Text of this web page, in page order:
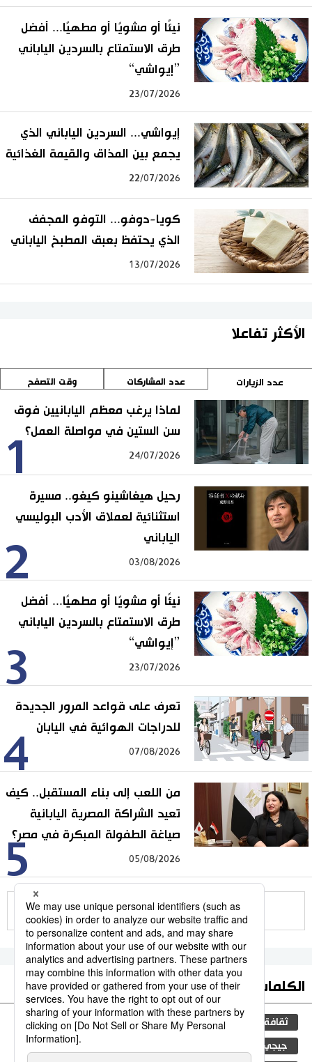
نيئًا أو مشويًا أو مطهيًا... أفضل
طرق الاستمتاع بالسردين الياباني
”إيواشي“
23/07/2026
إيواشي... السردين الياباني الذي
يجمع بين المذاق والقيمة الغذائية
22/07/2026
كويا-دوفو... التوفو المجفف
الذي يحتفظ بعبق المطبخ الياباني
13/07/2026
الأكثر تفاعلا
عدد الزيارات عدد المشاركات وقت التصفح
1
لماذا يرغب معظم اليابانيين فوق
سن الستين في مواصلة العمل؟
24/07/2026
2
رحيل هيغاشينو كيغو.. مسيرة
استثنائية لعملاق الأدب البوليسي
الياباني
03/08/2026
3
نيئًا أو مشويًا أو مطهيًا... أفضل
طرق الاستمتاع بالسردين الياباني
”إيواشي“
23/07/2026
4
تعرف على قواعد المرور الجديدة
للدراجات الهوائية في اليابان
07/08/2026
5
من اللعب إلى بناء المستقبل.. كيف
تعيد الشراكة المصرية اليابانية
صياغة الطفولة المبكرة في مصر؟
05/08/2026
للمزيد
الكلمات الأكثر بحثا
ثقافة التعليم الياباني مجتمع اليابان
جيجي برس الفتيات